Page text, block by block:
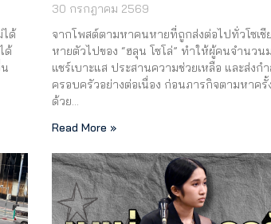
ได้
ด้
30 กรกฎาคม 2569
จากโพสต์ตามหาคนหายที่ถูกส่งต่อไปทั่วโซเชี
หายตัวไปของ “ฮลุน โซโล่” ทำให้ผู้คนจำนวน
แชร์เบาะแส ประสานความช่วยเหลือ และส่งก
ครอบครัวอย่างต่อเนื่อง ก่อนภารกิจตามหาครั้
ด้วย…
Read More »